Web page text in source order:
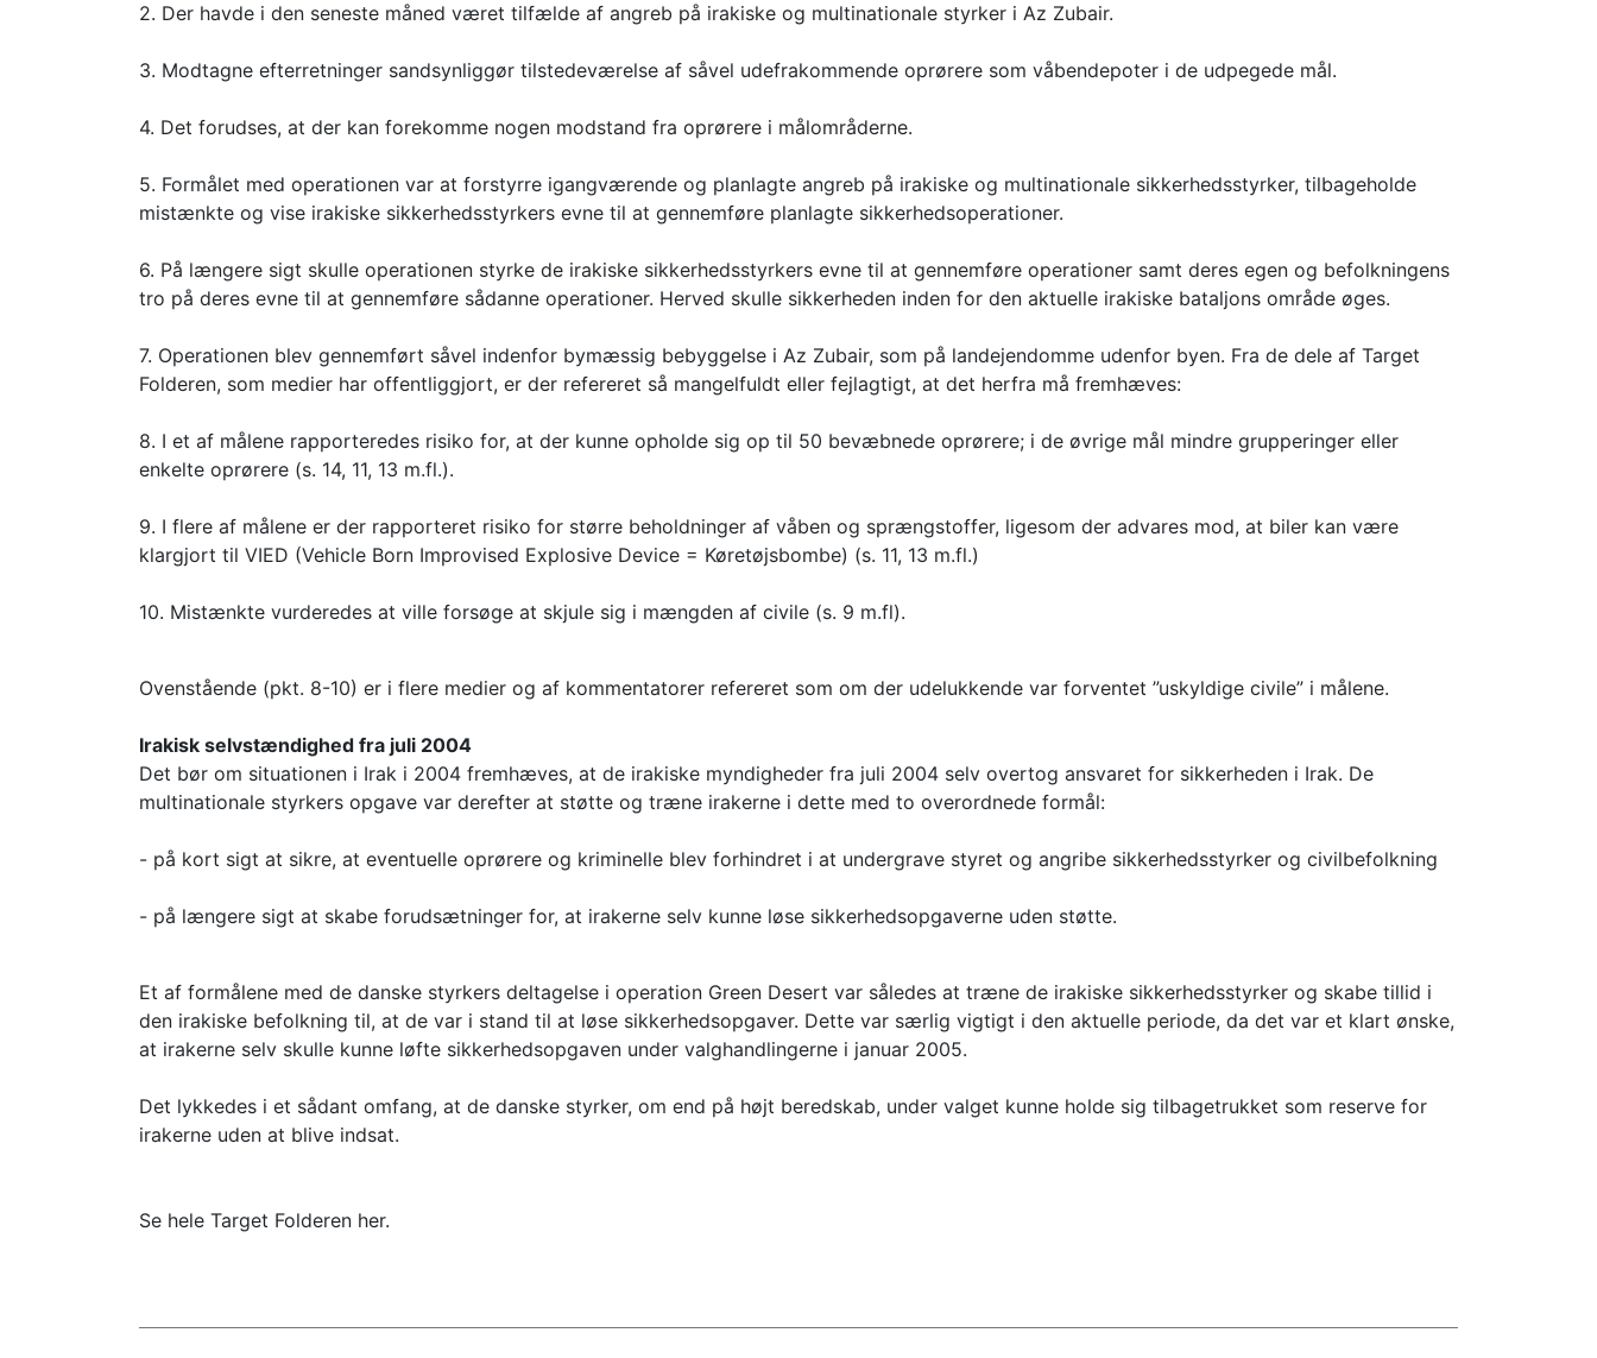
2. Der havde i den seneste måned været tilfælde af angreb på irakiske og multinationale styrker i Az Zubair.
3. Modtagne efterretninger sandsynliggør tilstedeværelse af såvel udefrakommende oprørere som våbendepoter i de udpegede mål.
4. Det forudses, at der kan forekomme nogen modstand fra oprørere i målområderne.
5. Formålet med operationen var at forstyrre igangværende og planlagte angreb på irakiske og multinationale sikkerhedsstyrker, tilbageholde
mistænkte og vise irakiske sikkerhedsstyrkers evne til at gennemføre planlagte sikkerhedsoperationer.
6. På længere sigt skulle operationen styrke de irakiske sikkerhedsstyrkers evne til at gennemføre operationer samt deres egen og befolkningens
tro på deres evne til at gennemføre sådanne operationer. Herved skulle sikkerheden inden for den aktuelle irakiske bataljons område øges.
7. Operationen blev gennemført såvel indenfor bymæssig bebyggelse i Az Zubair, som på landejendomme udenfor byen. Fra de dele af Target
Folderen, som medier har offentliggjort, er der refereret så mangelfuldt eller fejlagtigt, at det herfra må fremhæves:
8. I et af målene rapporteredes risiko for, at der kunne opholde sig op til 50 bevæbnede oprørere; i de øvrige mål mindre grupperinger eller
enkelte oprørere (s. 14, 11, 13 m.fl.).
9. I flere af målene er der rapporteret risiko for større beholdninger af våben og sprængstoffer, ligesom der advares mod, at biler kan være
klargjort til VIED (Vehicle Born Improvised Explosive Device = Køretøjsbombe) (s. 11, 13 m.fl.)
10. Mistænkte vurderedes at ville forsøge at skjule sig i mængden af civile (s. 9 m.fl).
Ovenstående (pkt. 8-10) er i flere medier og af kommentatorer refereret som om der udelukkende var forventet ”uskyldige civile” i målene.
Irakisk selvstændighed fra juli 2004
Det bør om situationen i Irak i 2004 fremhæves, at de irakiske myndigheder fra juli 2004 selv overtog ansvaret for sikkerheden i Irak. De
multinationale styrkers opgave var derefter at støtte og træne irakerne i dette med to overordnede formål:
- på kort sigt at sikre, at eventuelle oprørere og kriminelle blev forhindret i at undergrave styret og angribe sikkerhedsstyrker og civilbefolkning
- på længere sigt at skabe forudsætninger for, at irakerne selv kunne løse sikkerhedsopgaverne uden støtte.
Et af formålene med de danske styrkers deltagelse i operation Green Desert var således at træne de irakiske sikkerhedsstyrker og skabe tillid i
den irakiske befolkning til, at de var i stand til at løse sikkerhedsopgaver. Dette var særlig vigtigt i den aktuelle periode, da det var et klart ønske,
at irakerne selv skulle kunne løfte sikkerhedsopgaven under valghandlingerne i januar 2005.
Det lykkedes i et sådant omfang, at de danske styrker, om end på højt beredskab, under valget kunne holde sig tilbagetrukket som reserve for
irakerne uden at blive indsat.
Se hele Target Folderen her.